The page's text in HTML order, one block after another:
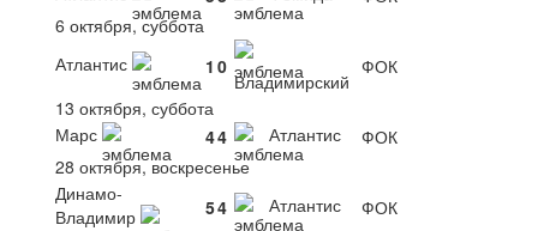
6 октября, суббота
Атлантис
1 0
Владимирский
ФОК
13 октября, суббота
Марс
44 Атлантис
ФОК
28 октября, воскресенье
Динамо-
Владимир
54 Атлантис
ФОК